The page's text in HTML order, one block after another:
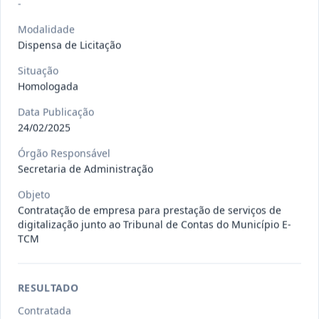
027/2026
Pregão
SEGURO, PARA
Situação:
025/2026
Pregão
Eletrônico
CONTRATAÇÃO DE EMPRESA PARA
-
Modalidade
Dispensa de Licitação
Situação
Homologada
Data Publicação
24/02/2025
Órgão Responsável
Secretaria de Administração
Objeto
Contratação de empresa para prestação de serviços de
digitalização junto ao Tribunal de Contas do Município E-
TCM
RESULTADO
Contratada